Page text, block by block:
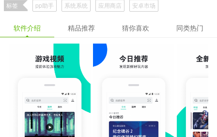
标签 pp助手 系统系统 应用商店 安卓市场
软件介绍 精品推荐 猜你喜欢 同类热门